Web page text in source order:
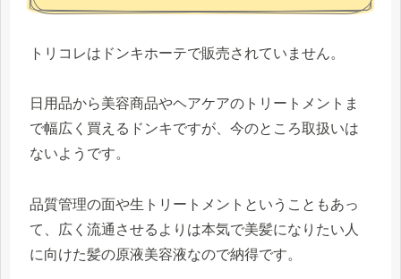
トリコレはドンキホーテで販売されていません。
日用品から美容商品やヘアケアのトリートメントま
で幅広く買えるドンキですが、今のところ取扱いは
ないようです。
品質管理の面や生トリートメントということもあっ
て、広く流通させるよりは本気で美髪になりたい人
に向けた髪の原液美容液なので納得です。